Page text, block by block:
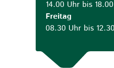
14.00 Uhr bis
Freitag
08.30 Uhr bis